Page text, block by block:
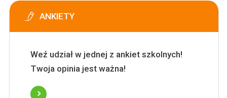
ANKIETY
Weź udział w jednej z ankiet szkolnych!
Twoja opinia jest ważna!